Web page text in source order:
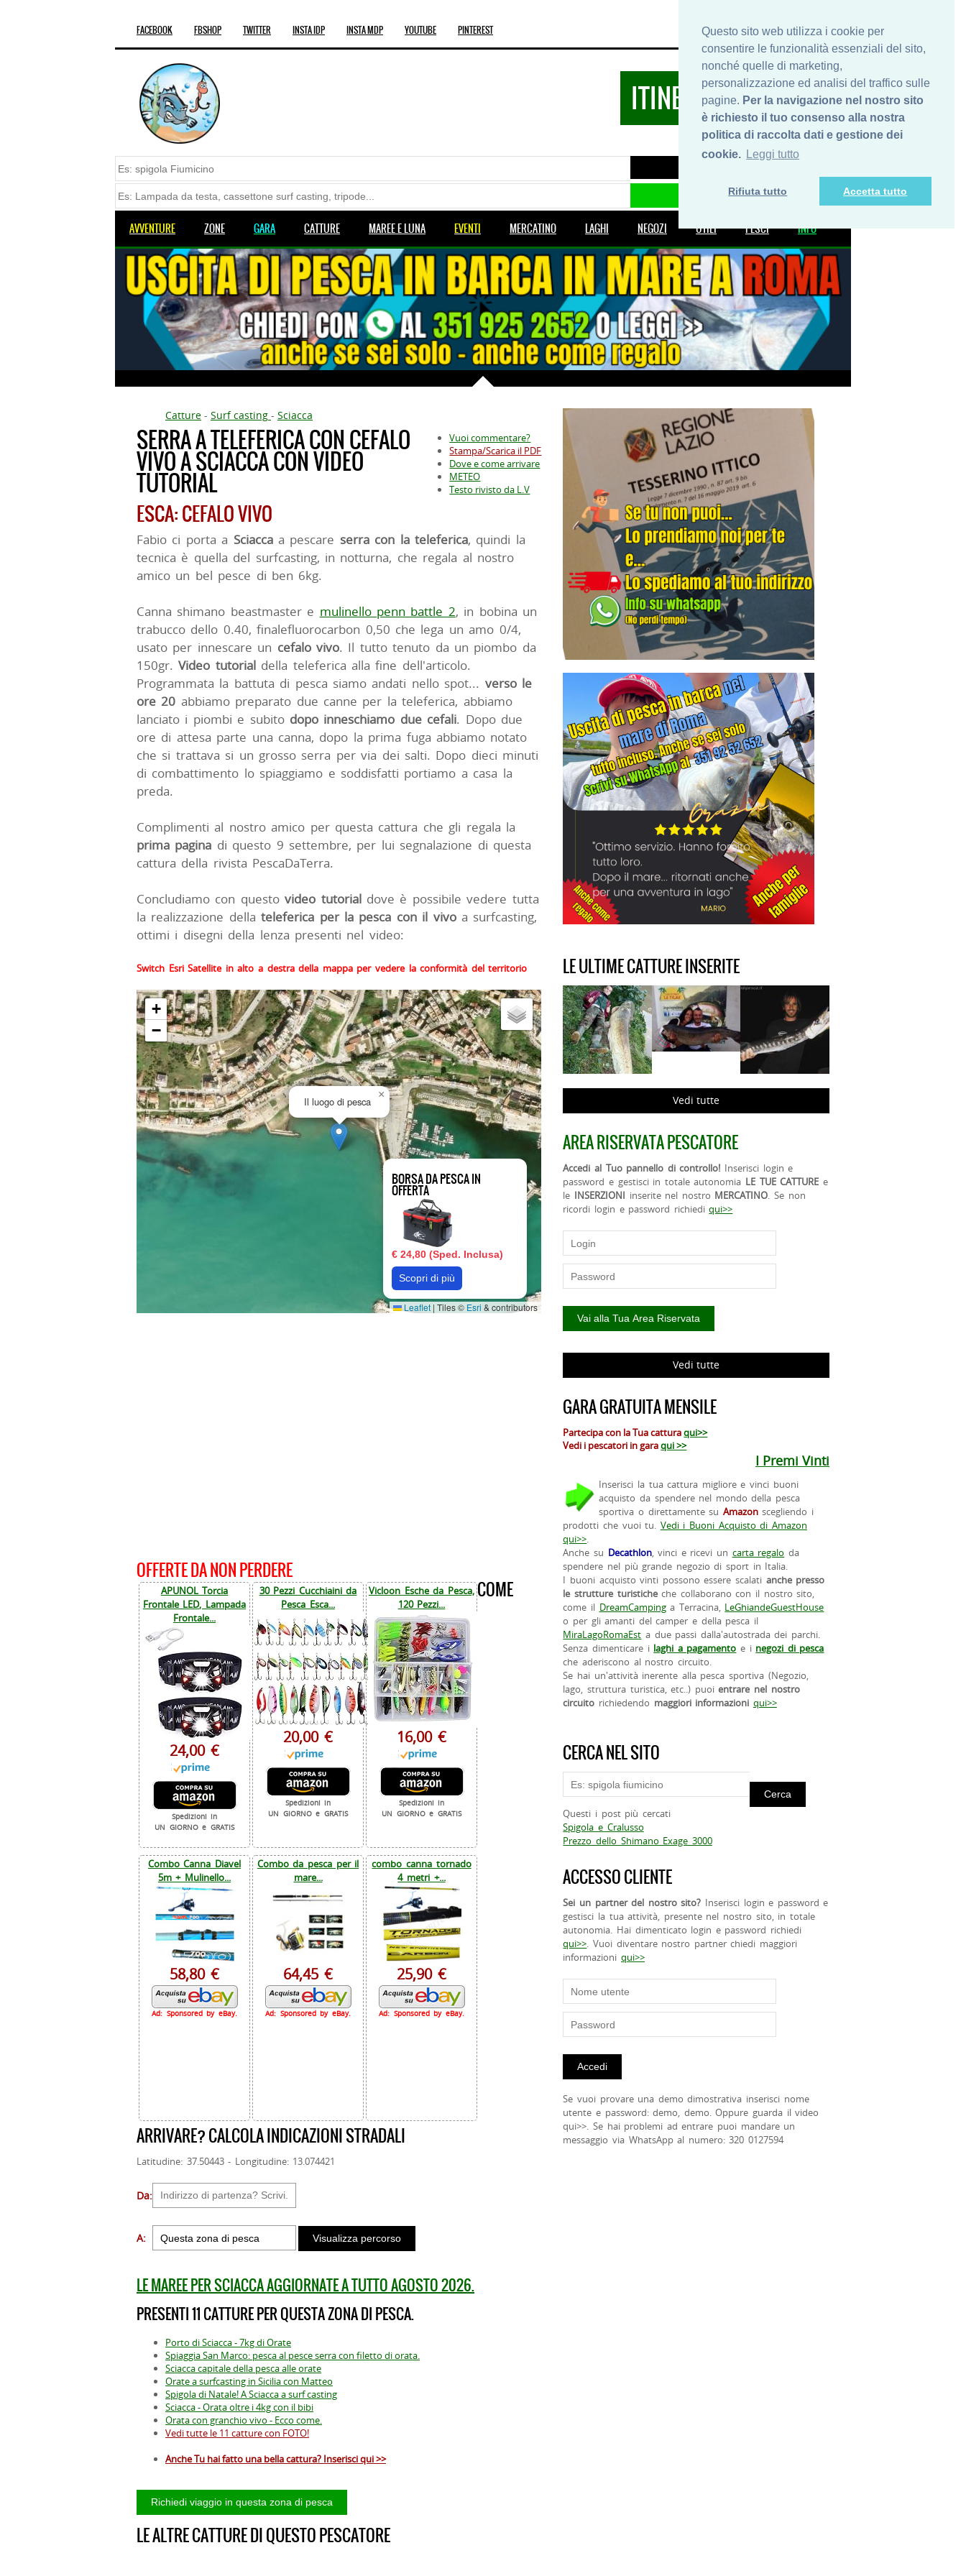
Questo sito web utilizza i cookie per
consentire le funzionalità essenziali del sito,
nonché quelle di marketing,
personalizzazione ed analisi del traffico sulle
pagine. Per la navigazione nel nostro sito
è richiesto il tuo consenso alla nostra
politica di raccolta dati e gestione dei
cookie. Leggi tutto
Rifiuta tutto Accetta tutto
FACEBOOK FBSHOP TWITTER INSTA IDP INSTA MDP YOUTUBE PINTEREST PRIVACY
SHOP
INFO
ITINERARIDIPESCA.IT
AVVENTURE ZONE GARA CATTURE MAREE E LUNA EVENTI MERCATINO LAGHI NEGOZI UTILI PESCI INFO
Catture - Surf casting - Sciacca
Vuoi commentare?
Stampa/Scarica il PDF
Dove e come arrivare
METEO
Testo rivisto da L.V
SERRA A TELEFERICA CON CEFALO
VIVO A SCIACCA CON VIDEO
TUTORIAL
ESCA: CEFALO VIVO
Fabio ci porta a Sciaccaa pescare serra con la teleferica, quindi la
tecnica è quella del surfcasting, in notturna, che regala al nostro
amico un bel pesce di ben 6kg.
Canna shimano beastmaster e mulinello penn battle 2, in bobina un
trabucco dello 0.40, finalefluorocarbon 0,50 che lega un amo 0/4,
usato per innescare un cefalo vivo. Il tutto tenuto da un piombo da
150gr.Video tutorialdella teleferica alla fine dell'articolo.
Programmata la battuta di pesca siamo andati nello spot... verso le
ore 20 abbiamo preparato due canne per la teleferica, abbiamo
lanciato i piombi e subito dopo inneschiamo due cefali. Dopo due
ore di attesa parte una canna, dopo la prima fuga abbiamo notato
che si trattava si un grosso serra per via dei salti. Dopo dieci minuti
di combattimento lo spiaggiamo e soddisfatti portiamo a casa la
preda.
Complimenti al nostro amico per questa cattura che gli regala la
prima pagina di questo 9 settembre, per lui segnalazione di questa
cattura della rivista PescaDaTerra.
Concludiamo con questovideo tutorialdove è possibile vedere tutta
la realizzazione dellateleferica per la pesca con il vivoa surfcasting,
ottimi i disegni della lenza presenti nel video:
Switch Esri Satellite in alto a destra della mappa per vedere la conformità del territorio
BORSA DA PESCA IN
OFFERTA
€ 24,80 (Sped. Inclusa)
Scopri di più
Il luogo di pesca
×
+
−
Leaflet | Tiles © Esri & contributors
OFFERTE DA NON PERDERE
APUNOL Torcia
Frontale LED, Lampada
Frontale...
24,00 €
Spedizioni in
UN GIORNO e GRATIS
30 Pezzi Cucchiaini da
Pesca Esca...
20,00 €
Spedizioni in
UN GIORNO e GRATIS
Vicloon Esche da Pesca,
120 Pezzi...
16,00 €
Spedizioni in
UN GIORNO e GRATIS
Combo Canna Diavel
5m + Mulinello...
58,80 €
Ad: Sponsored by eBay.
Combo da pesca per il
mare...
64,45 €
Ad: Sponsored by eBay.
combo canna tornado
4 metri +...
25,90 €
Ad: Sponsored by eBay.
COME
ARRIVARE? CALCOLA INDICAZIONI STRADALI
Latitudine: 37.50443 - Longitudine: 13.074421
Da:
A:
LE MAREE PER SCIACCA AGGIORNATE A TUTTO AGOSTO 2026.
PRESENTI 11 CATTURE PER QUESTA ZONA DI PESCA.
Porto di Sciacca - 7kg di Orate
Spiaggia San Marco: pesca al pesce serra con filetto di orata.
Sciacca capitale della pesca alle orate
Orate a surfcasting in Sicilia con Matteo
Spigola di Natale! A Sciacca a surf casting
Sciacca - Orata oltre i 4kg con il bibi
Orata con granchio vivo - Ecco come.
Vedi tutte le 11 catture con FOTO!
Anche Tu hai fatto una bella cattura? Inserisci qui >>
LE ALTRE CATTURE DI QUESTO PESCATORE
LE ULTIME CATTURE INSERITE
Vedi tutte
AREA RISERVATA PESCATORE
Accedi al Tuo pannello di controllo! Inserisci login e
password e gestisci in totale autonomia LE TUE CATTURE e
le INSERZIONI inserite nel nostro MERCATINO. Se non
ricordi login e password richiediqui>>
Vedi tutte
GARA GRATUITA MENSILE
Partecipa con la Tua catturaqui>>
Vedi i pescatori in garaqui >>
I Premi Vinti
Inserisci la tua cattura migliore e vinci buoni
acquisto da spendere nel mondo della pesca
sportiva o direttamente su Amazonscegliendo i
prodotti che vuoi tu. Vedi i Buoni Acquisto di Amazon
qui>>.
Anche su Decathlon, vinci e ricevi un carta regalo da
spendere nel più grande negozio di sport in Italia.
I buoni acquisto vinti possono essere scalati anche presso
le strutture turisticheche collaborano con il nostro sito,
come il DreamCampinga Terracina, LeGhiandeGuestHouse
o per gli amanti del camper e della pesca il
MiraLagoRomaEst a due passi dalla'autostrada dei parchi.
Senza dimenticare i laghi a pagamento e i negozi di pesca
che aderiscono al nostro circuito.
Se hai un'attività inerente alla pesca sportiva (Negozio,
lago, struttura turistica, etc..) puoientrare nel nostro
circuito richiedendo maggiori informazioni qui>>
CERCA NEL SITO
Questi i post più cercati
Spigola e Cralusso
Prezzo dello Shimano Exage 3000
ACCESSO CLIENTE
Sei un partner del nostro sito? Inserisci login e password e
gestisci la tua attività, presente nel nostro sito, in totale
autonomia. Hai dimenticato login e password richiedi
qui>>. Vuoi diventare nostro partner chiedi maggiori
informazioniqui>>
Se vuoi provare una demo dimostrativa inserisci nome
utente e password: demo, demo. Oppure guarda il video
qui>>. Se hai problemi ad entrare puoi mandare un
messaggio via WhatsApp al numero: 320 0127594